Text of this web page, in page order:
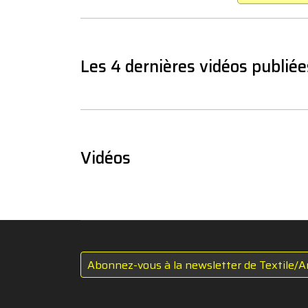
Les 4 dernières vidéos
Vidéos
Abonnez-vous à la newsletter de Textile/